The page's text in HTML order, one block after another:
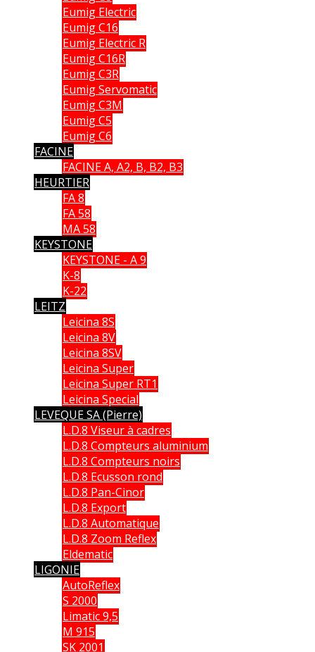
Eumig Electric
Eumig C16
Eumig Electric R
Eumig C16R
Eumig C3R
Eumig Servomatic
Eumig C3M
Eumig C5
Eumig C6
FACINE
FACINE A, A2, B, B2, B3
HEURTIER
FA 8
FA 58
MA 58
KEYSTONE
KEYSTONE - A 9
K-8
K-22
LEITZ
Leicina 8S
Leicina 8V
Leicina 8SV
Leicina Super
Leicina Super RT1
Leicina Special
LEVEQUE SA (Pierre)
L.D.8 Viseur à cadres
L.D.8 Compteurs aluminium
L.D.8 Compteurs noirs
L.D.8 Ecusson rond
L.D.8 Pan-Cinor
L.D.8 Export
L.D.8 Automatique
L.D.8 Zoom Reflex
Eldematic
LIGONIE
AutoReflex
S 2000
Limatic 9,5
M 915
SK 2001